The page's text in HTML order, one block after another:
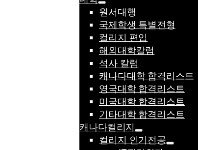
원서대행
국제학생 특별전형
컬리지 편입
해외대학칼럼
석사 칼럼
캐나다대학 합격리스트
영국대학 합격리스트
미국대학 합격리스트
기타대학 합격리스트
캐나다컬리지
컬리지 인기전공